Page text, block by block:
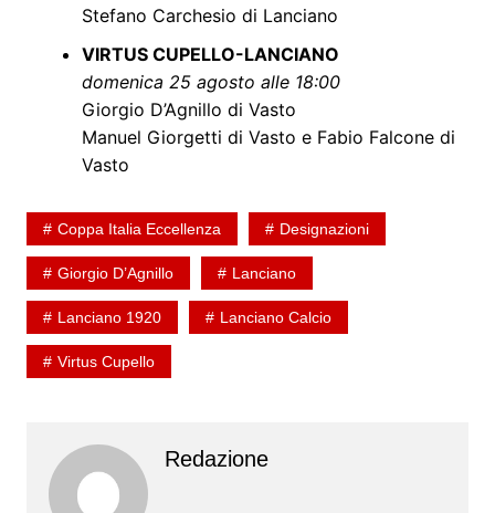
Stefano Carchesio di Lanciano
VIRTUS CUPELLO-LANCIANO
domenica 25 agosto alle 18:00
Giorgio D’Agnillo di Vasto
Manuel Giorgetti di Vasto e Fabio Falcone di
Vasto
Coppa Italia Eccellenza Designazioni
Giorgio D’Agnillo Lanciano
Lanciano 1920 Lanciano Calcio
Virtus Cupello
Redazione